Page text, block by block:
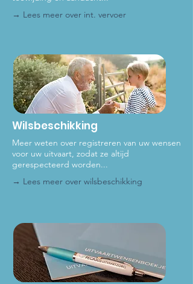
→ Lees meer over int. vervoer
Wilsbeschikking
Meer weten over registreren van uw wensen
voor uw uitvaart, zodat ze altijd
gerespecteerd worden...
→ Lees meer over wilsbeschikking